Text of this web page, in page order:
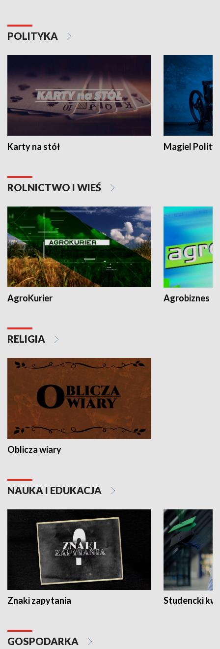
POLITYKA
Karty na stół Magiel
ROLNICTWO I WIEŚ
AgroKurier Agrobiznes
RELIGIA
Oblicza wiary
NAUKA I EDUKACJA
Znaki zapytania Studencki
GOSPODARKA